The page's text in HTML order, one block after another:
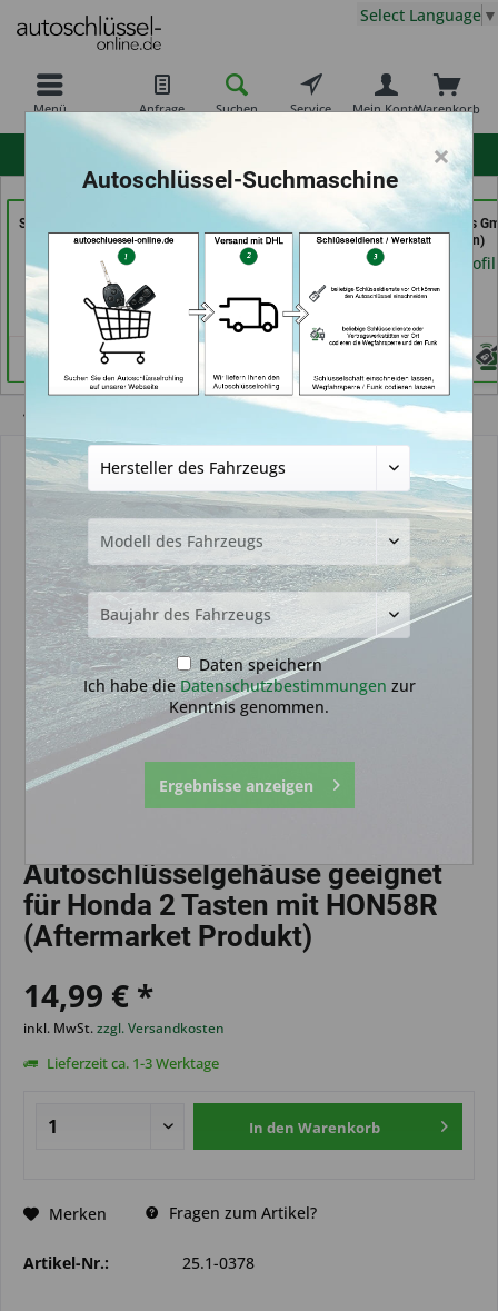
Menü Anfrage Suchen Service Warenkorb
Mein Konto
Select Language ▼
Schlüssel- u. DL Service
(in Dresden)
Händlerprofil
Aba Schlüssel &
Sicherheitstechnik Güler
GmbH (in Karlsruhe)
GSB Produktions
(in Pfäffikon)
Händlerprofil
Autoschlüsselgehäuse und Zubehör
Autoschlüsselgehäuse geeignet
für Honda 2 Tasten mit HON58R
(Aftermarket Produkt)
14,99 € *
inkl. MwSt.zzgl. Versandkosten
Lieferzeit ca. 1-3 Werktage
In den Warenkorb
Merken Fragen zum Artikel?
Artikel-Nr.: 25.1-0378
×
Autoschlüssel-Suchmaschine
Daten speichern
Ich habe dieDatenschutzbestimmungen zur
Kenntnis genommen.
Ergebnisse anzeigen